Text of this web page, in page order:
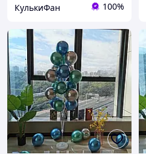
КулькиФан 100%